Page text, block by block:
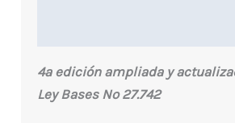
4ª edición ampliada y
Ley Bases Nº 27.742